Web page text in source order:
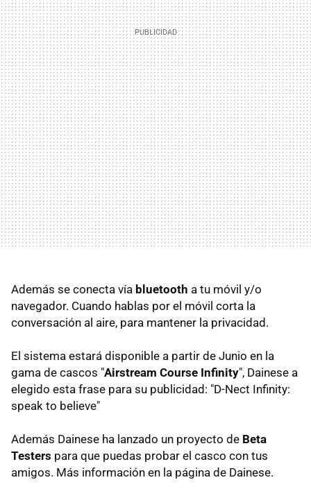
Además se conecta vía bluetooth a tu móvil y/o
navegador. Cuando hablas por el móvil corta la
conversación al aire, para mantener la privacidad.
El sistema estará disponible a partir de Junio en la
gama de cascos "Airstream Course Infinity", Dainese a
elegido esta frase para su publicidad: "D-Nect Infinity:
speak to believe"
Además Dainese ha lanzado un proyecto de Beta
Testers para que puedas probar el casco con tus
amigos. Más información en la página de Dainese.